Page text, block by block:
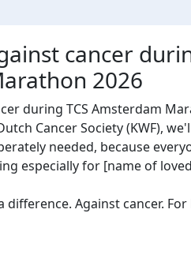
cancer
2026
during TCS Amsterdam
Cancer Society (KWF),
needed, because
especially for [name of
difference. Against cancer.